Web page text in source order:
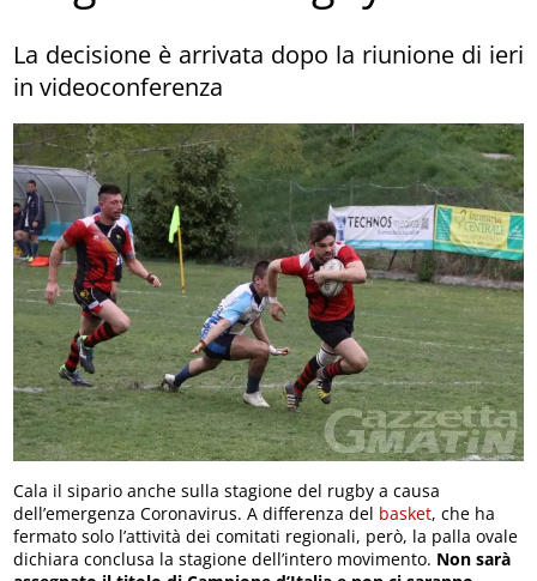
La decisione è arrivata dopo la riunione di ieri
in videoconferenza
Cala il sipario anche sulla stagione del rugby a causa
dell’emergenza Coronavirus. A differenza del basket, che ha
fermato solo l’attività dei comitati regionali, però, la palla ovale
dichiara conclusa la stagione dell’intero movimento. Non sarà